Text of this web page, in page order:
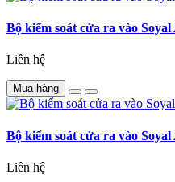
Bộ kiểm soát cửa ra vào
Liên hệ
Mua hàng
Bộ kiểm soát cửa ra vào
Liên hệ